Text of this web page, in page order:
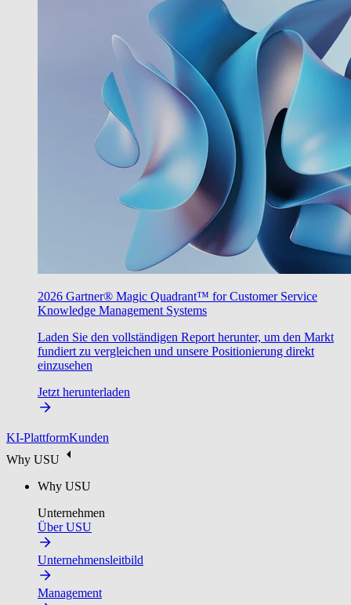
2026 Gartner® Magic Quadrant™ for Customer Service
Knowledge Management Systems
Laden Sie den vollständigen Report herunter, um den Markt
fundiert zu vergleichen und unsere Positionierung direkt
einzusehen
Jetzt herunterladen
KI-PlattformKunden
Why USU
Why USU
Unternehmen
Über USU
Unternehmensleitbild
Management